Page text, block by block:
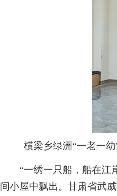
横梁乡绿洲“一老一
“一绣一只船，船在江
间小屋中飘出。甘肃省武